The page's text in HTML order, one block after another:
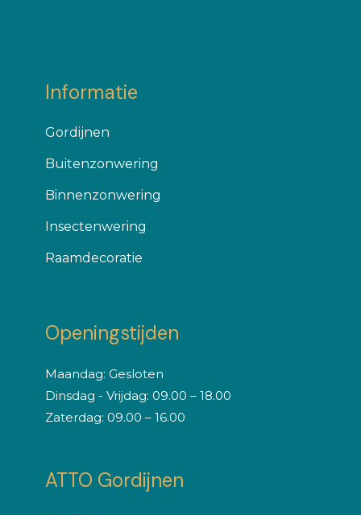
Informatie
Gordijnen
Buitenzonwering
Binnenzonwering
Insectenwering
Raamdecoratie
Openingstijden
Maandag: Gesloten
Dinsdag - Vrijdag: 09.00 – 18.00
Zaterdag: 09.00 – 16.00
ATTO Gordijnen